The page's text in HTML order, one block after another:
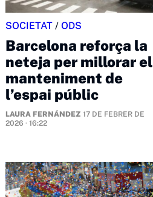
SOCIETAT / ODS
Barcelona reforça la
neteja per millorar el
manteniment de
l’espai públic
LAURA FERNÁNDEZ 17 DE FEBRER DE
2026 · 16:22